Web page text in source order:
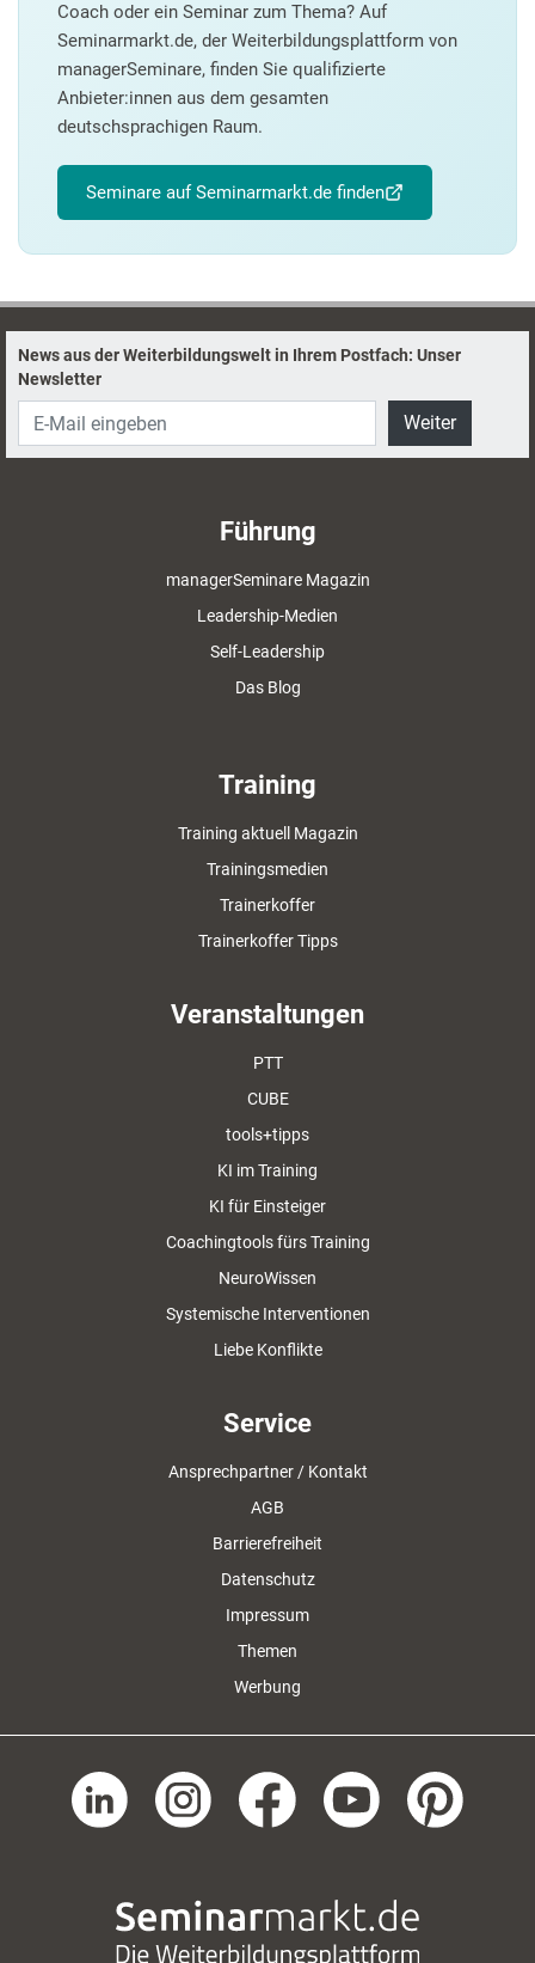
Coach oder ein Seminar zum Thema? Auf
Seminarmarkt.de, der Weiterbildungsplattform von
managerSeminare, finden Sie qualifizierte
Anbieter:innen aus dem gesamten
deutschsprachigen Raum.
Seminare auf Seminarmarkt.de finden
News aus der Weiterbildungswelt in Ihrem Postfach: Unser
Newsletter
Weiter
Führung
managerSeminare Magazin
Leadership-Medien
Self-Leadership
Das Blog
Training
Training aktuell Magazin
Trainingsmedien
Trainerkoffer
Trainerkoffer Tipps
Veranstaltungen
PTT
CUBE
tools+tipps
KI im Training
KI für Einsteiger
Coachingtools fürs Training
NeuroWissen
Systemische Interventionen
Liebe Konflikte
Service
Ansprechpartner / Kontakt
AGB
Barrierefreiheit
Datenschutz
Impressum
Themen
Werbung